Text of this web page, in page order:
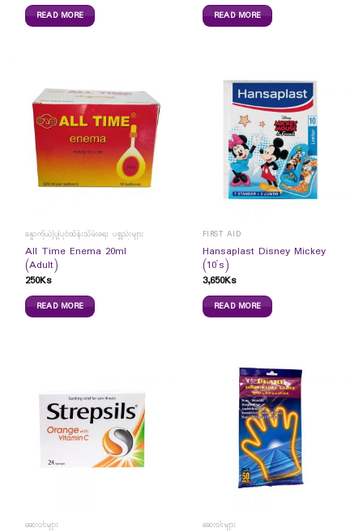
READ MORE READ MORE
ခန္ဓာကိုယ်ပြုပြင်ထိန်းသိမ်းရေး ပစ္စည်းများ
All Time Enema 20ml
(Adult)
250Ks
READ MORE
FIRST AID
Hansaplast Disney Mickey
(10`s)
3,650Ks
READ MORE
ဆေးဝါးများ ဆေးဝါးများ